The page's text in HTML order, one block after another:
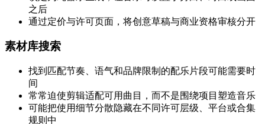
之后
通过定价与许可页面，将创意草稿与商业资格审核分开
素材库搜索
找到匹配节奏、语气和品牌限制的配乐片段可能需要时
间
常常迫使剪辑适配可用曲目，而不是围绕项目塑造音乐
可能把使用细节分散隐藏在不同许可层级、平台或合集
规则中